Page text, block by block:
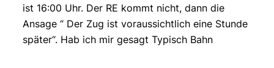
ist 16:00 Uhr. Der RE kommt nicht, dann die
Ansage “ Der Zug ist voraussichtlich eine Stunde
später“. Hab ich mir gesagt Typisch Bahn